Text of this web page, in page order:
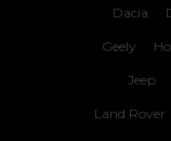
Dacia
Geely
Jeep
Land Rover